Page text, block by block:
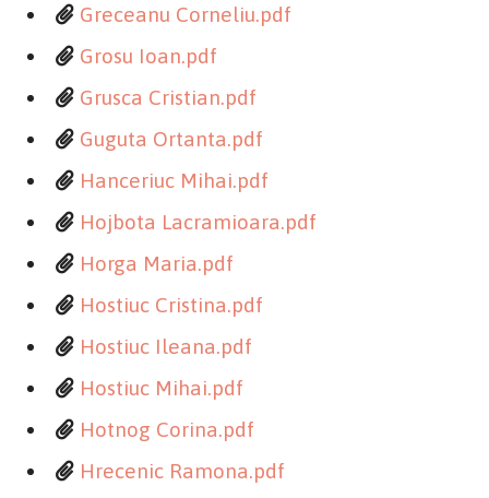
Greceanu Corneliu.pdf
Grosu Ioan.pdf
Grusca Cristian.pdf
Guguta Ortanta.pdf
Hanceriuc Mihai.pdf
Hojbota Lacramioara.pdf
Horga Maria.pdf
Hostiuc Cristina.pdf
Hostiuc Ileana.pdf
Hostiuc Mihai.pdf
Hotnog Corina.pdf
Hrecenic Ramona.pdf